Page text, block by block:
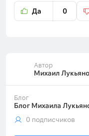
Да 0
Автор
Михаил
Блог
Блог Михаила
0 подписчиков